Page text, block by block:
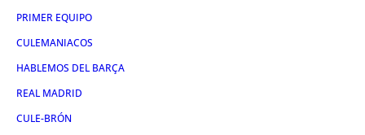
PRIMER EQUIPO
CULEMANIACOS
HABLEMOS DEL BARÇA
REAL MADRID
CULE-BRÓN